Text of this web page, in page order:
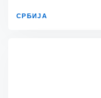
СРБИЈА